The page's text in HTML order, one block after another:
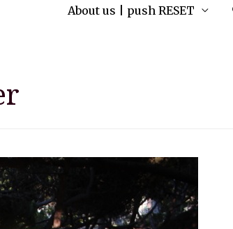
About us | push RESET